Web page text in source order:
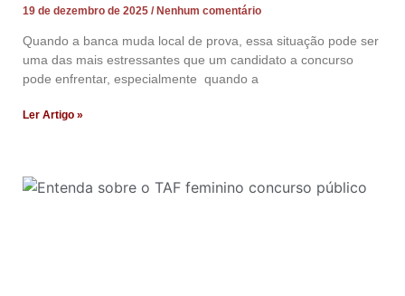
19 de dezembro de 2025 Nenhum comentário
Quando a banca muda local de prova, essa situação pode ser
uma das mais estressantes que um candidato a concurso
pode enfrentar, especialmente quando a
Ler Artigo »